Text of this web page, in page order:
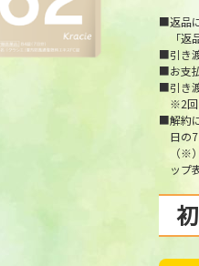
■返品
「
■引き
■お支
■引き
※2回
■解約
日の
（※
ップ